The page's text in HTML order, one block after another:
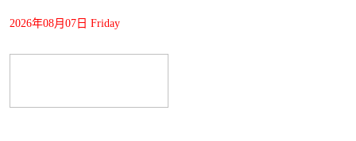
2026年08月07日 Friday